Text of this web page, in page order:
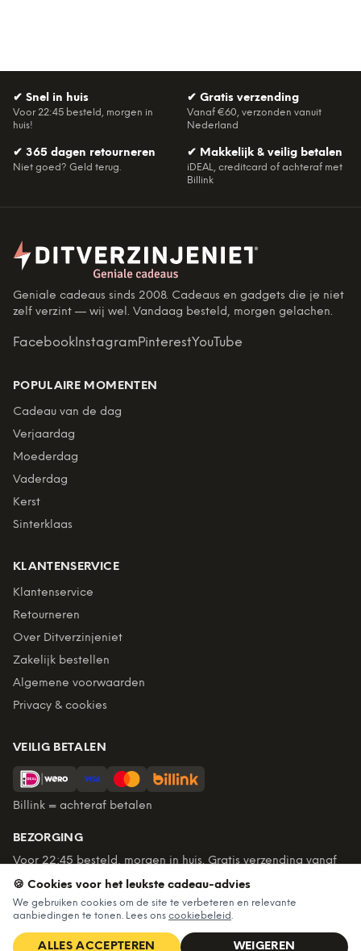
✔ Snel in huis
Voor 22:45 besteld, morgen in
huis!
✔ Gratis verzending
Vanaf €60, verzonden vanuit
Nederland
✔ 365 dagen retourneren
Niet goed? Geld terug.
✔ Makkelijk & veilig betalen
iDEAL, creditcard of achteraf met
Billink
Geniale cadeaus sinds 2008. Cadeaus en gadgets die je niet
zelf verzint — wij wel. Vandaag besteld, morgen gelachen.
Facebook InstagramPinterestYouTube
POPULAIRE MOMENTEN
Cadeau van de dag
Verjaardag
Moederdag
Vaderdag
Kerst
Sinterklaas
KLANTENSERVICE
Klantenservice
Retourneren
Over Ditverzinjeniet
Zakelijk bestellen
Algemene voorwaarden
Privacy & cookies
VEILIG BETALEN
Billink = achteraf betalen
BEZORGING
Voor 22:45 besteld, morgen in huis. Gratis verzending vanaf
€60. Tot 365 dagen retourneren.
★ 4,7/5 uit 6.235beoordelingen
🍪 Cookies voor het leukste cadeau-advies
We gebruiken cookies om de site te verbeteren en relevante
aanbiedingen te tonen. Lees ons cookiebeleid.
ALLES ACCEPTEREN WEIGEREN